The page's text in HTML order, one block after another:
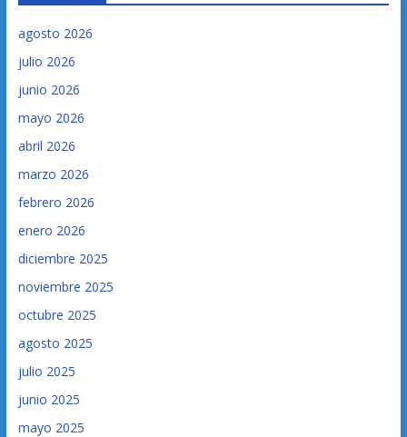
agosto 2026
julio 2026
junio 2026
mayo 2026
abril 2026
marzo 2026
febrero 2026
enero 2026
diciembre 2025
noviembre 2025
octubre 2025
agosto 2025
julio 2025
junio 2025
mayo 2025